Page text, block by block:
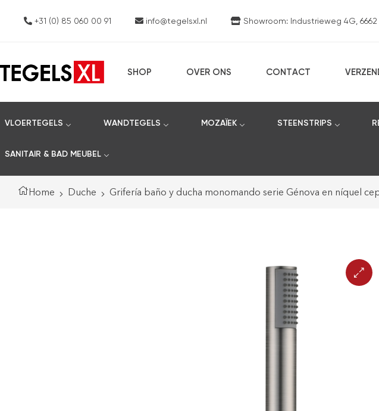
+31 (0) 85 060 00 91 info@tegelsxl.nl Showroom: Industrieweg 4G, 6662
SHOP OVER ONS CONTACT
VLOERTEGELS WANDTEGELS MOZAÏEK STEENSTRIPS
SANITAIR & BAD MEUBEL
Home Duche Grifería baño y ducha monomando serie Génova en níquel